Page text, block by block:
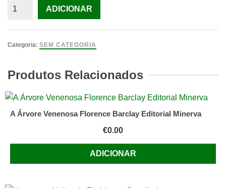
Quantidade
Semeador
ADICIONAR
Categoria: SEM CATEGORIA
Produtos Relacionados
A Árvore Venenosa Florence Barclay Editorial Minerva
€0.00
ADICIONAR